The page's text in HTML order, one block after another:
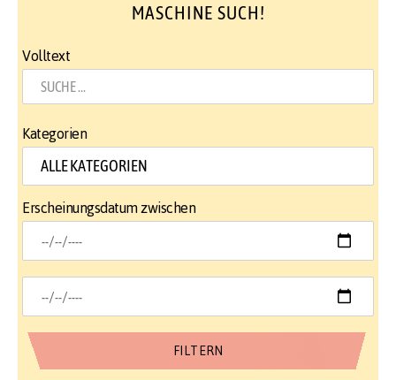
MASCHINE SUCH!
Volltext
Kategorien
Erscheinungsdatum zwischen